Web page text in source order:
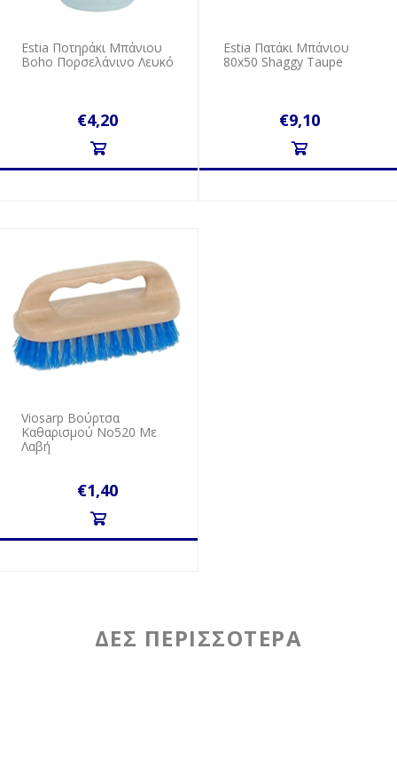
Estia Ποτηράκι Μπάνιου
Boho Πορσελάνινο Λευκό
€4,20
Estia Πατάκι Μπάνιου
80x50 Shaggy Taupe
€9,10
Viosarp Βούρτσα
Καθαρισμού Νο520 Με
Λαβή
€1,40